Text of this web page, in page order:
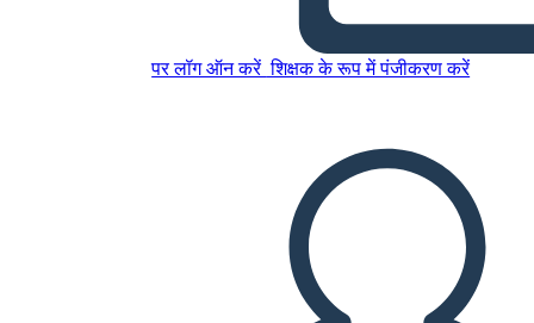
पर लॉग ऑन करें शिक्षक के रूप में पंजीकरण करें
इस स्टोरीबोर्ड को कॉपी करें
स्टोरीबोर्ड बनाएं
मुझे पढ़कर सुनाओ